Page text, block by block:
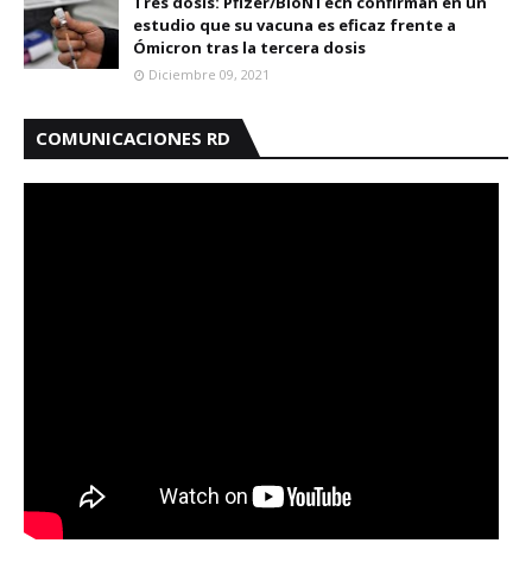
estudio que su vacuna es eficaz frente a
Ómicron tras la tercera dosis
Diciembre 09, 2021
COMUNICACIONES RD